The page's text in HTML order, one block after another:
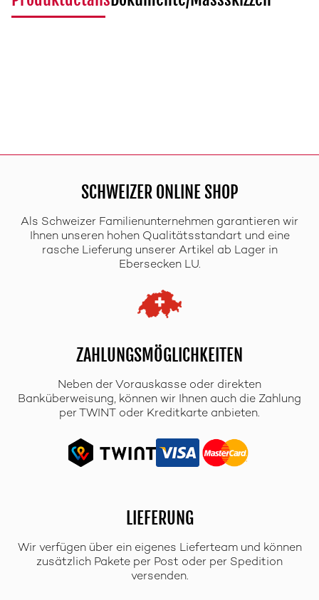
SCHWEIZER ONLINE SHOP
Als Schweizer Familienunternehmen garantieren wir
Ihnen unseren hohen Qualitätsstandart und eine
rasche Lieferung unserer Artikel ab Lager in
Ebersecken LU.
ZAHLUNGSMÖGLICHKEITEN
Neben der Vorauskasse oder direkten
Banküberweisung, können wir Ihnen auch die Zahlung
per TWINT oder Kreditkarte anbieten.
LIEFERUNG
Wir verfügen über ein eigenes Lieferteam und können
zusätzlich Pakete per Post oder per Spedition
versenden.